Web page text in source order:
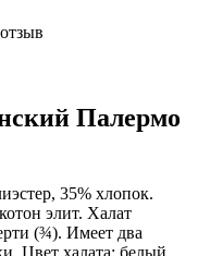
Палермо
35% хлопок.
элит. Халат
(¾). Имеет два
Цвет халата: белый.